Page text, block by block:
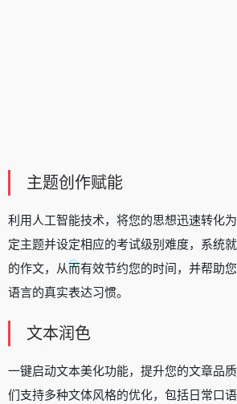
主题创作赋能
利用人工智能技术，将您的思想迅速转化
定主题并设定相应的考试级别难度，系统
的作文，从而有效节约您的时间，并帮助
语言的真实表达习惯。
文本润色
一键启动文本美化功能，提升您的文章品
们支持多种文体风格的优化，包括日常口